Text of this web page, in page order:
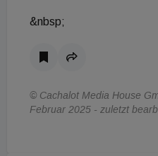
&nbsp;
© Cachalot Media House
Februar 2025 - zuletzt